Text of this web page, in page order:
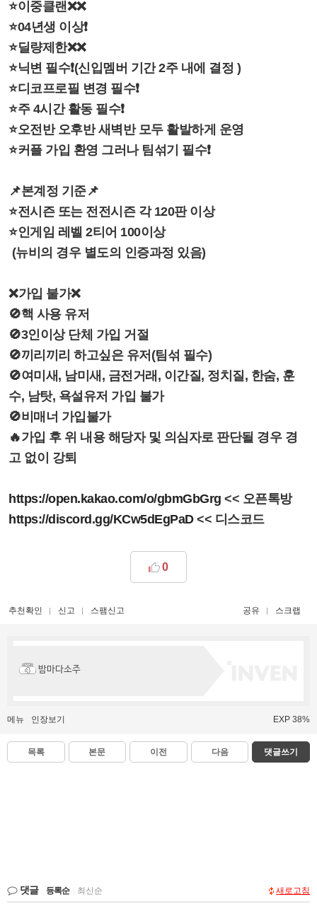
⭐이중클랜❌❌
⭐04년생 이상❗
⭐딜량제한❌❌
⭐닉변 필수❗(신입멤버 기간 2주 내에 결정 )
⭐디코프로필 변경 필수❗
⭐주 4시간 활동 필수❗
⭐오전반 오후반 새벽반 모두 활발하게 운영
⭐커플 가입 환영 그러나 팀섞기 필수❗
📌본계정 기준📌
⭐전시즌 또는 전전시즌 각 120판 이상
⭐인게임 레벨 2티어 100이상
(뉴비의 경우 별도의 인증과정 있음)
❌가입 불가❌
🚫핵 사용 유저
🚫3인이상 단체 가입 거절
🚫끼리끼리 하고싶은 유저(팀섞 필수)
🚫여미새, 남미새, 금전거래, 이간질, 정치질, 한숨, 훈
수, 남탓, 욕설유저 가입 불가
🚫비매너 가입불가
🔥가입 후 위 내용 해당자 및 의심자로 판단될 경우 경
고 없이 강퇴
https://open.kakao.com/o/gbmGbGrg << 오픈톡방
https://discord.gg/KCw5dEgPaD<< 디스코드
0
추천확인 신고 스팸신고 공유 스크랩
밤마다소주
메뉴 인장보기 EXP 38%
목록 본문 이전 다음 댓글쓰기
댓글 등록순 최신순 새로고침